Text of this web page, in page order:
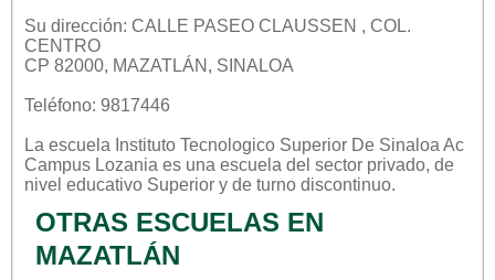
Su dirección: CALLE PASEO CLAUSSEN , COL.
CENTRO
CP 82000, MAZATLÁN, SINALOA
Teléfono: 9817446
La escuela Instituto Tecnologico Superior De Sinaloa Ac
Campus Lozania es una escuela del sector privado, de
nivel educativo Superior y de turno discontinuo.
OTRAS ESCUELAS EN
MAZATLÁN